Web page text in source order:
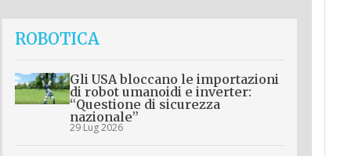
ROBOTICA
Gli USA bloccano le importazioni
di robot umanoidi e inverter:
“Questione di sicurezza
nazionale”
29 Lug 2026